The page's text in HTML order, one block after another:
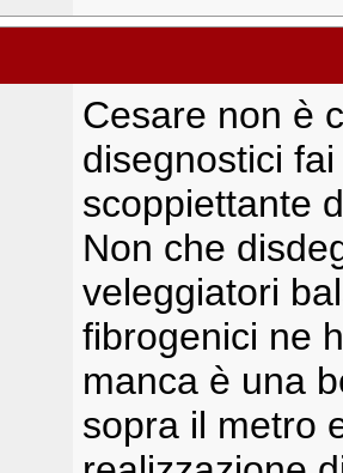
Cesare non è
disegnostici
scoppiettante
Non che
veleggiatori
fibrogenici ne
manca è una
sopra il metro